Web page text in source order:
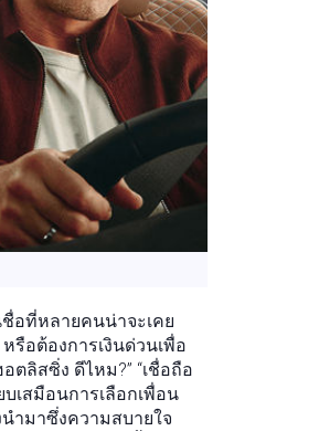
อที่หลายคนน่าจะเคย
รือต้องการเงินด่วนเพื่อ
ลิสซิ่ง ดีไหม?” “เชื่อถือ
บเสมือนการเลือกเพื่อน
ำมาซึ่งความสบายใจ